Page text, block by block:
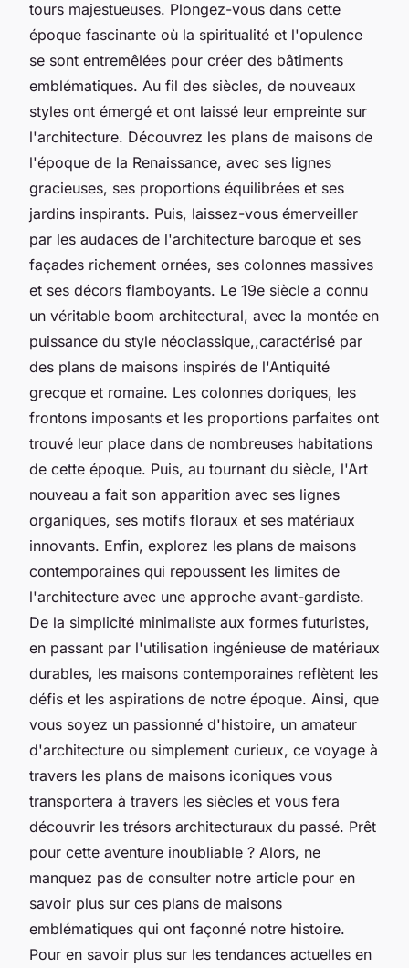
tours majestueuses. Plongez-vous dans cette
époque fascinante où la spiritualité et l'opulence
se sont entremêlées pour créer des bâtiments
emblématiques. Au fil des siècles, de nouveaux
styles ont émergé et ont laissé leur empreinte sur
l'architecture. Découvrez les plans de maisons de
l'époque de la Renaissance, avec ses lignes
gracieuses, ses proportions équilibrées et ses
jardins inspirants. Puis, laissez-vous émerveiller
par les audaces de l'architecture baroque et ses
façades richement ornées, ses colonnes massives
et ses décors flamboyants. Le 19e siècle a connu
un véritable boom architectural, avec la montée en
puissance du style néoclassique,,caractérisé par
des plans de maisons inspirés de l'Antiquité
grecque et romaine. Les colonnes doriques, les
frontons imposants et les proportions parfaites ont
trouvé leur place dans de nombreuses habitations
de cette époque. Puis, au tournant du siècle, l'Art
nouveau a fait son apparition avec ses lignes
organiques, ses motifs floraux et ses matériaux
innovants. Enfin, explorez les plans de maisons
contemporaines qui repoussent les limites de
l'architecture avec une approche avant-gardiste.
De la simplicité minimaliste aux formes futuristes,
en passant par l'utilisation ingénieuse de matériaux
durables, les maisons contemporaines reflètent les
défis et les aspirations de notre époque. Ainsi, que
vous soyez un passionné d'histoire, un amateur
d'architecture ou simplement curieux, ce voyage à
travers les plans de maisons iconiques vous
transportera à travers les siècles et vous fera
découvrir les trésors architecturaux du passé. Prêt
pour cette aventure inoubliable ? Alors, ne
manquez pas de consulter notre article pour en
savoir plus sur ces plans de maisons
emblématiques qui ont façonné notre histoire.
Pour en savoir plus sur les tendances actuelles en